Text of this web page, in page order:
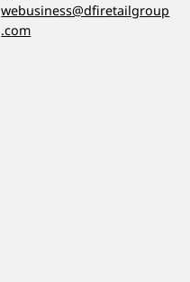
webusiness@dfiretailgroup
.com